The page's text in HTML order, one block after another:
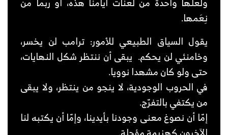
نِعَمها.
يقول السياق الطبيعي للأمور: ترامب لن يخسر،
وخامنئي لن يحكم. يبقى أن ننتظر شكل النهايات،
حتى ولو كان مشهدا نوويا.
في الحروب الوجودية، لا ينجو من ينتظر، ولا يبقى
من يكتفي بالتفرّج.
إمّا أن نصوغ معنى وجودنا بأيدينا، وإمّا أن يكتبه لنا